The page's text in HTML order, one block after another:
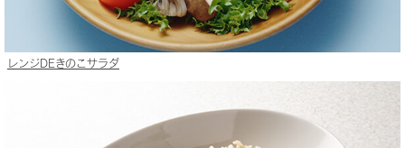
レンジDEきのこサラダ